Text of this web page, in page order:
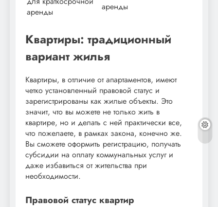
аренды
аренды
Квартиры: традиционный
вариант жилья
Квартиры, в отличие от апартаментов, имеют
четко установленный правовой статус и
зарегистрированы как жилые объекты. Это
значит, что вы можете не только жить в
квартире, но и делать с ней практически все,
что пожелаете, в рамках закона, конечно же.
Вы сможете оформить регистрацию, получать
субсидии на оплату коммунальных услуг и
даже избавиться от жительства при
необходимости.
Правовой статус квартир